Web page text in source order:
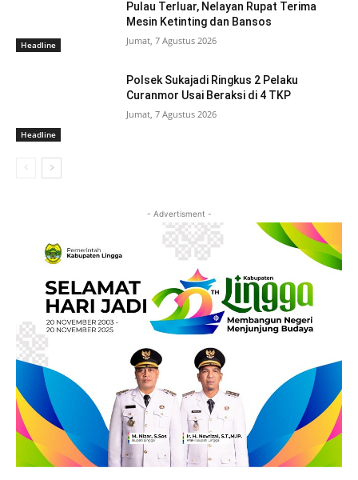
Headline
Pulau Terluar, Nelayan Rupat Terima
Mesin Ketinting dan Bansos
Jumat, 7 Agustus 2026
Headline
Polsek Sukajadi Ringkus 2 Pelaku
Curanmor Usai Beraksi di 4 TKP
Jumat, 7 Agustus 2026
- Advertisment -